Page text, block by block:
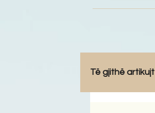
Të gjithë artikujt